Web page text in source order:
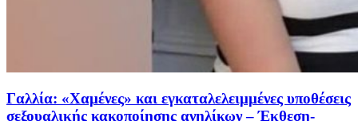
Γαλλία: «Χαμένες» και εγκαταλελειμμένες υποθέσεις
σεξουαλικής κακοποίησης ανηλίκων – Έκθεση-